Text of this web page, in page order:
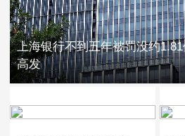
上海银行不到五年被罚没约
高发